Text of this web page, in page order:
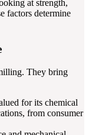
at strength,
factors determine
They bring
for its chemical
from consumer